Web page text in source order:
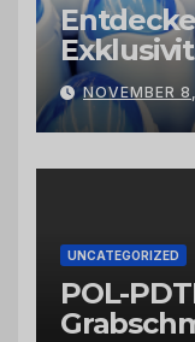
NOVEMBER
UNCATEGORIZED
POL-